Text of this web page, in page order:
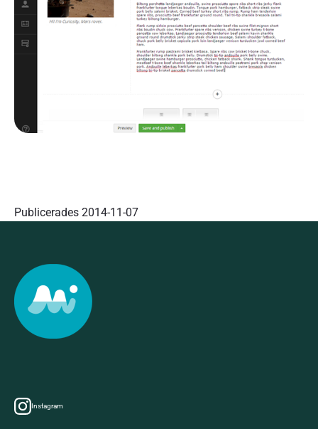
Publicerades 2014-11-07
Instagram